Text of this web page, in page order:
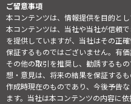
ご留意事項
本コンテンツは、情報提供を目的とし
本コンテンツは、当社や当社が信頼
を提供していますが、当社はその正
保証するものではございません。有
その他の取引を推奨し、勧誘するも
想・意見は、将来の結果を保証する
作成時現在のものであり、今後予告
ます。当社は本コンテンツの内容に